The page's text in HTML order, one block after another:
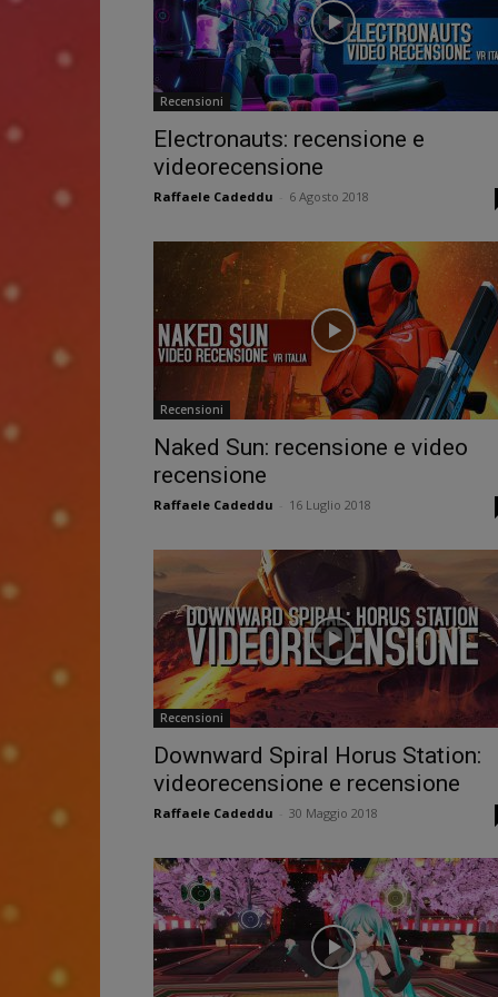
Recensioni
Electronauts: recensione e
videorecensione
Raffaele Cadeddu 6 Agosto 2018
Recensioni
Naked Sun: recensione e video
recensione
Raffaele Cadeddu 16 Luglio 2018
Recensioni
Downward Spiral Horus Station:
videorecensione e recensione
Raffaele Cadeddu 30 Maggio 2018